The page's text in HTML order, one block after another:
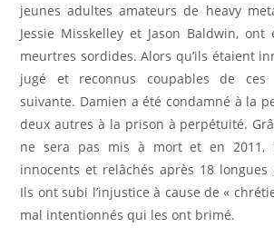
jeunes adultes amateurs de heavy
Jessie Misskelley et Jason Baldwin, ont
meurtres sordides. Alors qu’ils étaient
jugé et reconnus coupables de ces
suivante. Damien a été condamné à la
deux autres à la prison à perpétuité.
ne sera pas mis à mort et en 2011,
innocents et relâchés après 18 longues
Ils ont subi l’injustice à cause de «
mal intentionnés qui les ont brimé.